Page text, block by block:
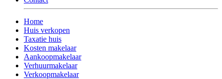
Home
Huis verkopen
Taxatie huis
Kosten makelaar
Aankoopmakelaar
Verhuurmakelaar
Verkoopmakelaar